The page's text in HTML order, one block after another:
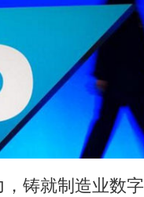
铸就制造业数字